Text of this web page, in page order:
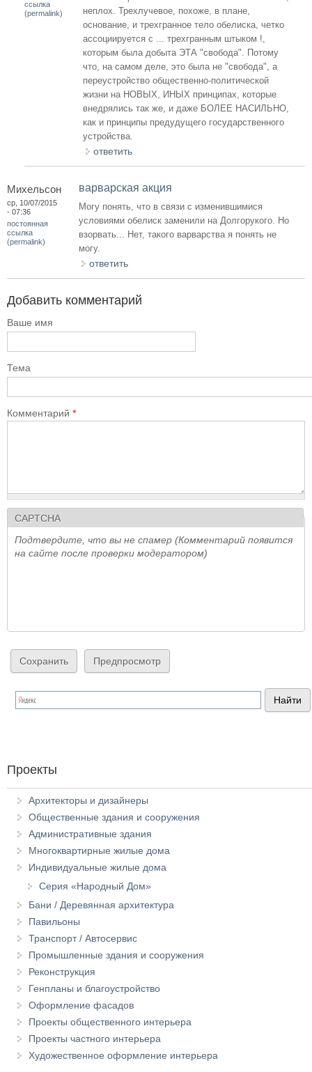
ссылка
(permalink)
неплох. Трехлучевое, похоже, в плане,
основание, и трехгранное тело обелиска, четко
ассоциируется с ... трехгранным штыком !,
которым была добыта ЭТА "свобода". Потому
что, на самом деле, это была не "свобода", а
переустройство общественно-политической
жизни на НОВЫХ, ИНЫХ принципах, которые
внедрялись так же, и даже БОЛЕЕ НАСИЛЬНО,
как и принципы предудущего государственного
устройства.
ответить
Михельсон
ср, 10/07/2015
- 07:36
постоянная
ссылка
(permalink)
варварская акция
Могу понять, что в связи с изменившимися
условиями обелиск заменили на Долгорукого. Но
взорвать... Нет, такого варварства я понять не
могу.
ответить
Добавить комментарий
Ваше имя
Тема
Комментарий *
CAPTCHA
Подтвердите, что вы не спамер (Комментарий появится
на сайте после проверки модератором)
Проекты
Архитекторы и дизайнеры
Общественные здания и сооружения
Административные здания
Многоквартирные жилые дома
Индивидуальные жилые дома
Серия «Народный Дом»
Бани / Деревянная архитектура
Павильоны
Транспорт / Автосервис
Промышленные здания и сооружения
Реконструкция
Генпланы и благоустройство
Оформление фасадов
Проекты общественного интерьера
Проекты частного интерьера
Художественное оформление интерьера